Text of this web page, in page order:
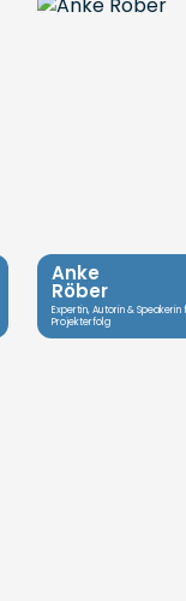
Anke
Röber
Expertin, Autorin & Speakerin
Projekterfolg